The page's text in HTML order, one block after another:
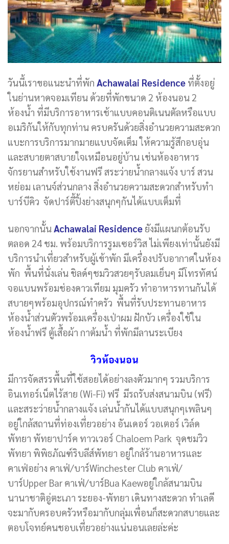
วันนี้เราขอแนะนำที่พัก Achawalai Residence ที่ตั้งอยู่
ในย่านหาดจอมเทียน ด้วยที่พักขนาด 2 ห้องนอน 2
ห้องน้ำ ที่มีบริการอาหารเช้าแบบคอนติเนนตัลหรือแบบ
อเมริกันให้กับทุกท่าน ครบครันด้วยสิ่งอำนวยความสะดวก
แบะการบริการมากมายแบบจัดเต็ม ให้ความรู้สึกอบอุ่น
และสบายตาสบายใจเหมือนอยู่บ้าน เช่นห้องอาหาร
จักรยานสำหรับใช้งานฟรี สระว่ายน้ำกลางแจ้ง บาร์ สวน
หย่อม เลานจ์ส่วนกลาง สิ่งอำนวยความสะดวกสำหรับทำ
บาร์บีคิว จัดปาร์ตี้ปิ้งย่างสนุกๆกันได้แบบเต็มที่
นอกจากนั้นAchawalai Residence ยังมีแผนกต้อนรับ
ตลอด 24 ชม. พร้อมบริการรูมเซอร์วิส ไม่เพียงเท่านั้นยังมี
บริการนำเที่ยวสำหรับผู้เข้าพัก มีเครื่องปรับอากาศในห้อง
พัก พื้นที่นั่งเล่น ชิลด์ๆชมวิวสวยๆรับลมเย็นๆ มีโทรทัศน์
จอแบนพร้อมช่องดาวเทียม มุมครัว ทำอาหารทานกันได้
สบายๆพร้อมอุปกรณ์ทำครัว พื้นที่รับประทานอาหาร
ห้องน้ำส่วนตัวพร้อมเครื่องเป่าผม ฝักบัว เครื่องใช้ใน
ห้องน้ำฟรี ตู้เสื้อผ้า กาต้มน้ำ ที่พักมีลานระเบียง
วิวห้องนอน
มีการจัดสรรพื้นที่ใช้สอยได้อย่างลงตัวมากๆ รวมบริการ
อินเทอร์เน็ตไร้สาย (Wi-Fi) ฟรี มีรถรับส่งสนามบิน (ฟรี)
และสระว่ายน้ำกลางแจ้ง เล่นน้ำกันได้แบบสนุกๆเพลินๆ
อยู่ใกล้สถานที่ท่องเที่ยวอย่าง อันเดอร์ วอเตอร์ เวิล์ด
พัทยา พัทยาปาร์ค ทาวเวอร์ Chaloem Park จุดชมวิว
พัทยา พิพิธภัณฑ์ริบลีส์พัทยา อยู่ใกล้ร้านอาหารและ
คาเฟ่อย่าง คาเฟ่/บาร์Winchester Club คาเฟ่/
บาร์Upper Bar คาเฟ่/บาร์Bua Kaewอยู่ใกล้สนามบิน
นานาชาติอู่ตะเภา ระยอง-พัทยา เดินทางสะดวก ทำเลดี
จะมากับครอบครัวหรือมากับกลุ่มเพื่อนก็สะดวกสบายและ
ตอบโจทย์คนชอบเที่ยวอย่างแน่นอนเลยล่ะค่ะ